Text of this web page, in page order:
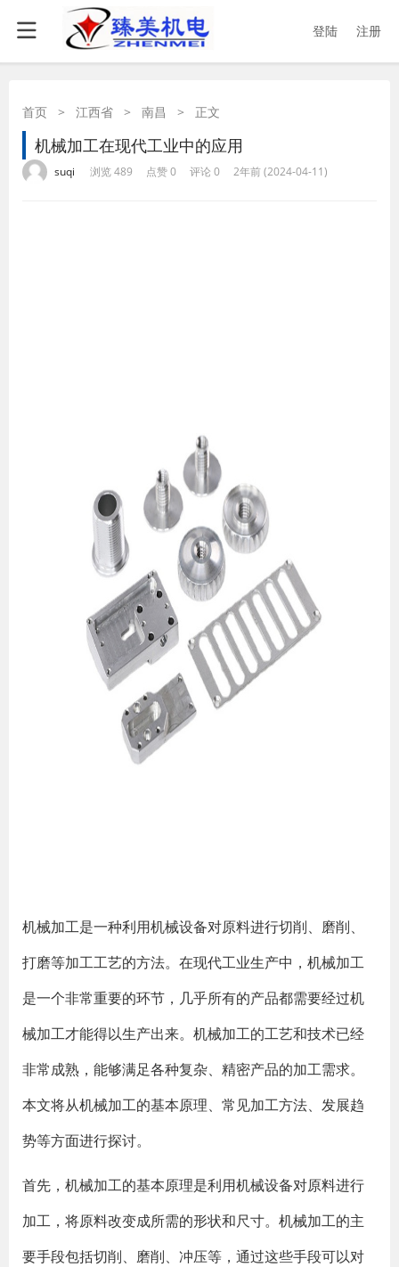
登陆 注册
首页 > 江西省 > 南昌 > 正文
机械加工在现代工业中的应用
suqi 浏览 489 点赞 0 评论 0 2年前 (2024-04-11)
机械加工是一种利用机械设备对原料进行切削、磨削、
打磨等加工工艺的方法。在现代工业生产中，机械加工
是一个非常重要的环节，几乎所有的产品都需要经过机
械加工才能得以生产出来。机械加工的工艺和技术已经
非常成熟，能够满足各种复杂、精密产品的加工需求。
本文将从机械加工的基本原理、常见加工方法、发展趋
势等方面进行探讨。
首先，机械加工的基本原理是利用机械设备对原料进行
加工，将原料改变成所需的形状和尺寸。机械加工的主
要手段包括切削、磨削、冲压等，通过这些手段可以对